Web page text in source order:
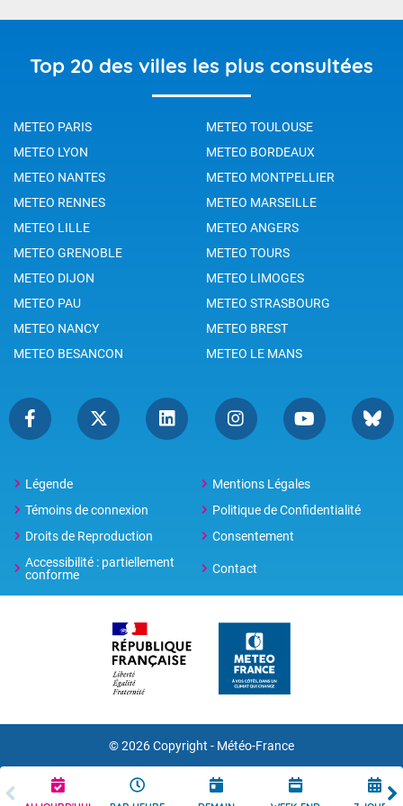
Top 20 des villes les plus consultées
METEO PARIS
METEO TOULOUSE
METEO LYON
METEO BORDEAUX
METEO NANTES
METEO MONTPELLIER
METEO RENNES
METEO MARSEILLE
METEO LILLE
METEO ANGERS
METEO GRENOBLE
METEO TOURS
METEO DIJON
METEO LIMOGES
METEO PAU
METEO STRASBOURG
METEO NANCY
METEO BREST
METEO BESANCON
METEO LE MANS
Légende
Mentions Légales
Témoins de connexion
Politique de Confidentialité
Droits de Reproduction
Consentement
Accessibilité : partiellement
conforme
Contact
© 2026 Copyright - Météo-France